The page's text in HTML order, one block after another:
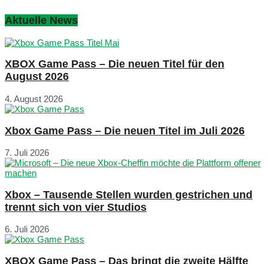
Aktuelle News
XBOX Game Pass – Die neuen Titel für den
August 2026
4. August 2026
Xbox Game Pass – Die neuen Titel im Juli 2026
7. Juli 2026
Xbox – Tausende Stellen wurden gestrichen und
trennt sich von vier Studios
6. Juli 2026
XBOX Game Pass – Das bringt die zweite Hälfte